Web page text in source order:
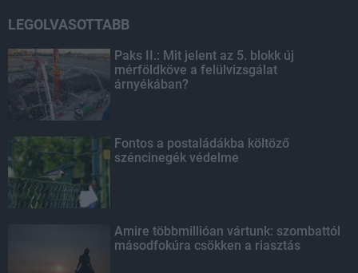
LEGOLVASOTTABB
Paks II.: Mit jelent az 5. blokk új
mérföldköve a felülvizsgálat
árnyékában?
Fontos a postaládákba költöző
széncinegék védelme
Amire többmillióan vártunk: szombattól
másodfokúra csökken a riasztás